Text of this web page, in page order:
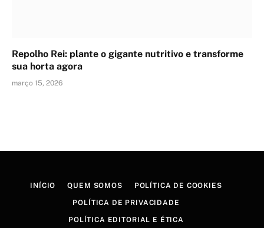
Repolho Rei: plante o gigante nutritivo e transforme
sua horta agora
março 15, 2026
INÍCIO QUEM SOMOS POLÍTICA DE COOKIES
POLÍTICA DE PRIVACIDADE
POLÍTICA EDITORIAL E ÉTICA